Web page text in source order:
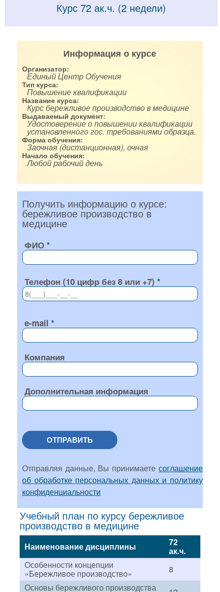
Курс 72 ак.ч. (2 недели)
Информация о курсе
Организатор:
Единый Центр Обучения
Тип курса:
Повышение квалификации
Название курса:
Курс бережливое производство в медицине
Выдаваемый документ:
Удостоверение о повышении квалификации
установленного гос. требованиями образца.
Форма обучения:
Заочная (дистанционная), очная
Начало обучения:
Любой рабочий день
Получить информацию о курсе:
бережливое производство в
медицине
ФИО
Телефон (10 цифр без 8 или +7)
e-mail
Компания
Дополнительная информация
ОТПРАВИТЬ
Отправляя данные, Вы принимаете соглашение
об обработке персональных данных и политику
конфиденциальности
Учебный план по курсу бережливое
производство в медицине
Наименование дисциплины 72
ак.ч.
Особенности концепции
«Бережливое производство»
8
Основы бережливого производства